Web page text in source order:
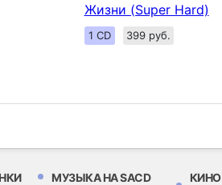
Жизни (Super Hard)
1 CD 399 руб.
МУЗЫКА НА SACD